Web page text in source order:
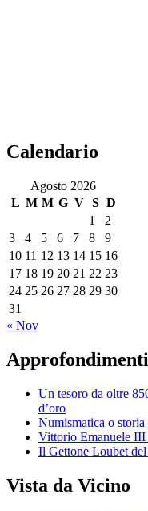
Calendario
Agosto 2026
L M M G V S D
1
2
3
4 5 6 7 8
9
10 11 12 13 14 15 16
17 18 19 20 21 22 23
24 25 26 27 28 29 30
31
« Nov
Approfondimenti
Un tesoro da oltre
d’oro
Numismatica o storia
Vittorio Emanuele III
Il Gettone Loubet
Vista da Vicino